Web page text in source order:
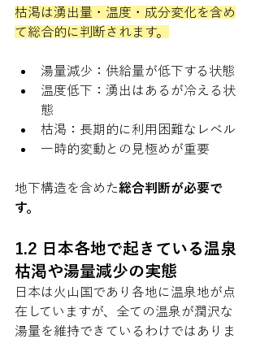
枯渇は湧出量・温度・成分変化を含め
て総合的に判断されます。
湯量減少：供給量が低下する状態
温度低下：湧出はあるが冷える状
態
枯渇：長期的に利用困難なレベル
一時的変動との見極めが重要
地下構造を含めた総合判断が必要で
す。
1.2 日本各地で起きている温泉
枯渇や湯量減少の実態
日本は火山国であり各地に温泉地が点
在していますが、全ての温泉が潤沢な
湯量を維持できているわけではありま